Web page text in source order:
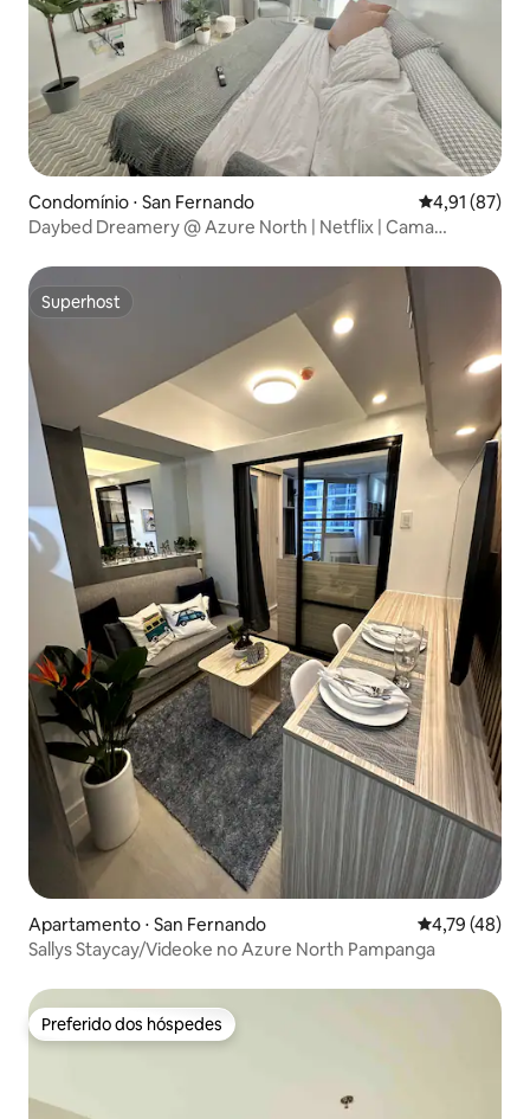
Condomínio ⋅ San Fernando 4,91 de uma
4,91 (87)
Daybed Dreamery @ Azure North | Netflix | Cama
Superhost
Superhost
Apartamento ⋅ San Fernando 4,79 de uma
4,79 (48)
Sallys Staycay/Videoke no Azure North Pampanga
Preferido dos hóspedes
Preferido dos hóspedes